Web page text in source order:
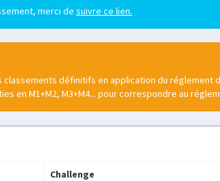
merci de suivre ce lien.
définitifs en application du réglement
en M1+M2, M3+M4... pour correspondre au
Challenge